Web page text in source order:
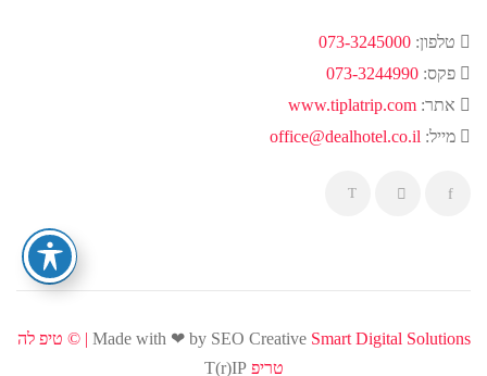
טלפון: 073-3245000
פקס: 073-3244990
אתר: www.tiplatrip.com
מייל: office@dealhotel.co.il
Made with ❤ by SEO Creative Smart Digital Solutions | ©
טיפ לה
טריפ T(r)IP